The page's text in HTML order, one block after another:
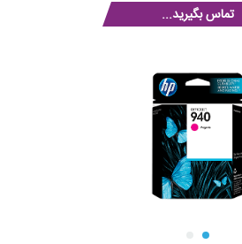
تماس بگیرید...